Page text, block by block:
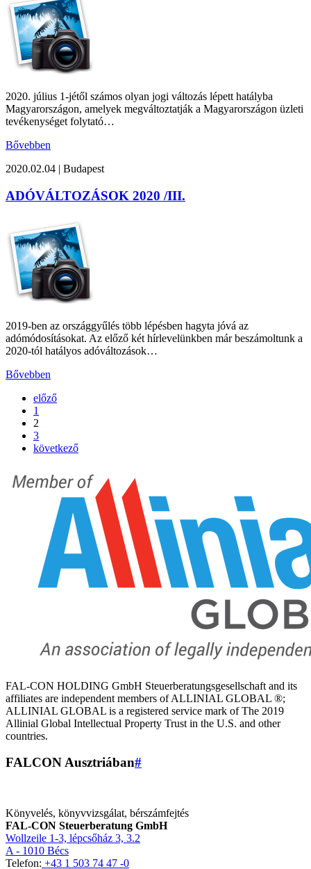
2020. július 1-jétől számos olyan jogi változás lépett hatályba
Magyarországon, amelyek megváltoztatják a Magyarországon üzleti
tevékenységet folytató…
Bővebben
2020.02.04 | Budapest
ADÓVÁLTOZÁSOK 2020 /III.
2019-ben az országgyűlés több lépésben hagyta jóvá az
adómódosításokat. Az előző két hírlevelünkben már beszámoltunk a
2020-tól hatályos adóváltozások…
Bővebben
előző
1
2
3
következő
FAL-CON HOLDING GmbH Steuerberatungsgesellschaft and its
affiliates are independent members of ALLINIAL GLOBAL ®;
ALLINIAL GLOBAL is a registered service mark of The 2019
Allinial Global Intellectual Property Trust in the U.S. and other
countries.
FALCON Ausztriában#
Könyvelés, könyvvizsgálat, bérszámfejtés
FAL-CON Steuerberatung GmbH
Wollzeile 1-3, lépcsőház 3, 3.2
A - 1010 Bécs
Telefon: +43 1 503 74 47 -0